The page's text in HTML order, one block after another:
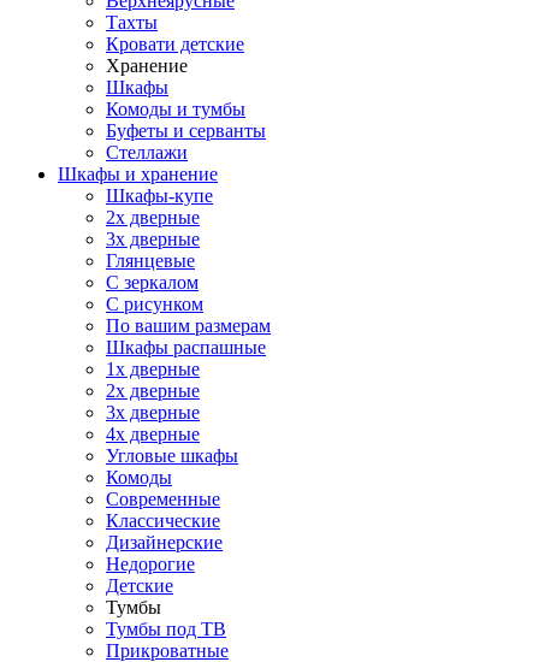
Тахты
Кровати детские
Хранение
Шкафы
Комоды и тумбы
Буфеты и серванты
Стеллажи
Шкафы и хранение
Шкафы-купе
2х дверные
3х дверные
Глянцевые
С зеркалом
С рисунком
По вашим размерам
Шкафы распашные
1х дверные
2х дверные
3х дверные
4х дверные
Угловые шкафы
Комоды
Современные
Классические
Дизайнерские
Недорогие
Детские
Тумбы
Тумбы под ТВ
Прикроватные